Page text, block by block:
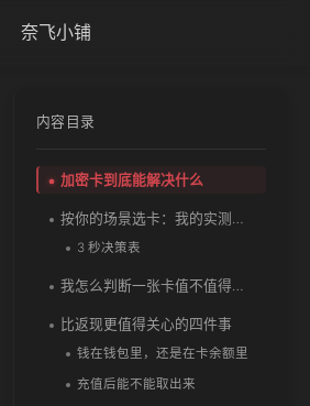
奈飞小铺
内容目录
加密卡到底能解决什么
按你的场景选卡：我的实测结论
3 秒决策表
我怎么判断一张卡值不值得推荐
比返现更值得关心的四件事
钱在钱包里，还是在卡余额里
充值后能不能取出来